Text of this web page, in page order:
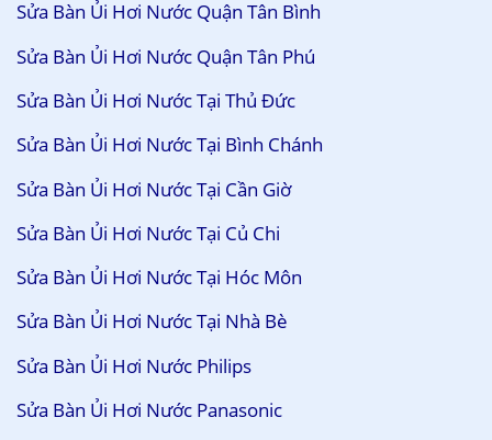
Sửa Bàn Ủi Hơi Nước Quận Tân Bình
Sửa Bàn Ủi Hơi Nước Quận Tân Phú
Sửa Bàn Ủi Hơi Nước Tại Thủ Đức
Sửa Bàn Ủi Hơi Nước Tại Bình Chánh
Sửa Bàn Ủi Hơi Nước Tại Cần Giờ
Sửa Bàn Ủi Hơi Nước Tại Củ Chi
Sửa Bàn Ủi Hơi Nước Tại Hóc Môn
Sửa Bàn Ủi Hơi Nước Tại Nhà Bè
Sửa Bàn Ủi Hơi Nước Philips
Sửa Bàn Ủi Hơi Nước Panasonic